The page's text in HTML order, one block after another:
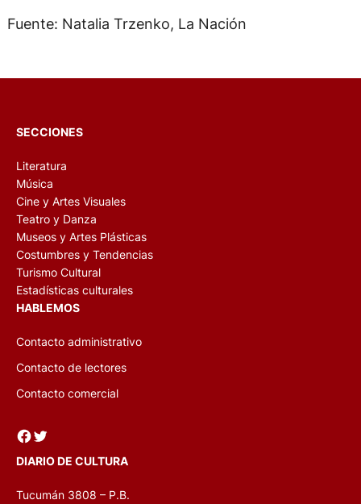
Fuente: Natalia Trzenko, La Nación
SECCIONES
Literatura
Música
Cine y Artes Visuales
Teatro y Danza
Museos y Artes Plásticas
Costumbres y Tendencias
Turismo Cultural
Estadísticas culturales
HABLEMOS
Contacto administrativo
Contacto de lectores
Contacto comercial
Facebook Twitter
DIARIO DE CULTURA
Tucumán 3808 – P.B.